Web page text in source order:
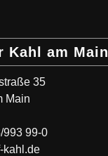
Kahl am Main
35
Main
993 99-0
kahl.de